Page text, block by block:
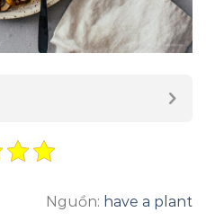
Nguồn: have a plant